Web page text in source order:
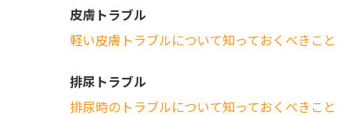
皮膚トラブル
軽い皮膚トラブルについて知っておくべきこと
排尿トラブル
排尿時のトラブルについて知っておくべきこと